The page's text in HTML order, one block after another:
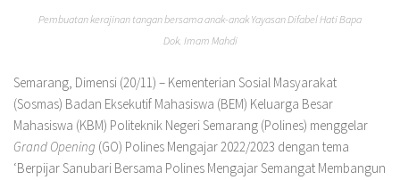
Pembuatan kerajinan tangan bersama anak-anak Yayasan Difabel Hati Bapa
Dok. Imam Mahdi
Semarang, Dimensi (20/11) – Kementerian Sosial Masyarakat
(Sosmas) Badan Eksekutif Mahasiswa (BEM) Keluarga Besar
Mahasiswa (KBM) Politeknik Negeri Semarang (Polines) menggelar
Grand Opening (GO) Polines Mengajar 2022/2023 dengan tema
‘Berpijar Sanubari Bersama Polines Mengajar Semangat Membangun